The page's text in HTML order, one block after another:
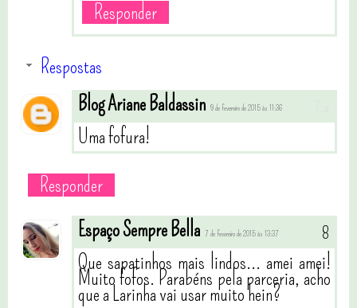
Responder
Respostas
Blog Ariane Baldassin 9 de fevereiro de 2015 às 11:36
Uma fofura!
Responder
Espaço Sempre Bella 7 de fevereiro de 2015 às 13:37
Que sapatinhos mais lindos... amei amei!
Muito fofos. Parabéns pela parceria, acho
que a Larinha vai usar muito hein?